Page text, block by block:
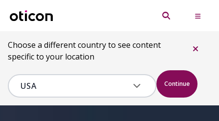
Choose a different country to see content
specific to your location
Continue